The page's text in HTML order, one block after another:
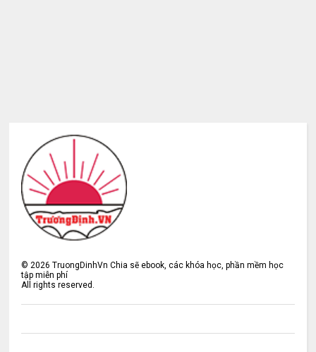
© 2026 TruongDinhVn Chia sẽ ebook, các khóa học, phần mềm học
tập miễn phí
All rights reserved.